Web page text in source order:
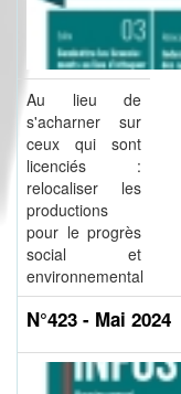
Au lieu de
s'acharner sur
ceux qui sont
licenciés :
relocaliser les
productions
pour le progrès
social et
environnemental
N°423 - Mai 2024